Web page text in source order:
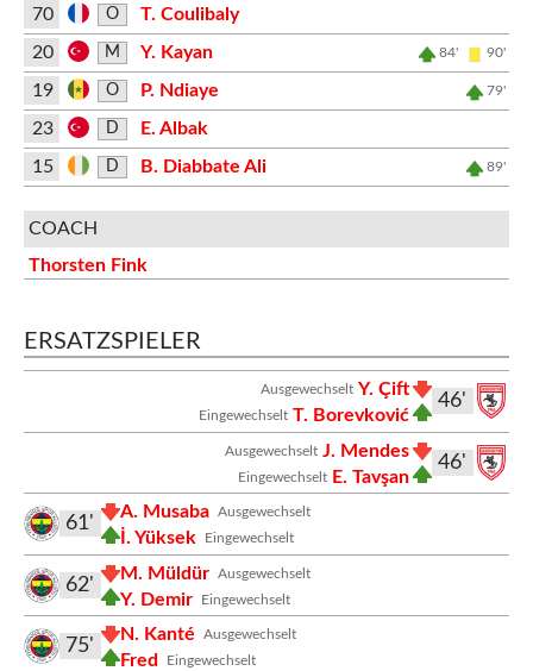
70 O
T. Coulibaly
20
M Y. Kayan 84' 90'
19 O P. Ndiaye 79'
23 D
E. Albak
15
D B. Diabbate Ali 89'
COACH
Thorsten Fink
ERSATZSPIELER
46'
Ausgewechselt Y. Çift
Eingewechselt T. Borevković
46'
Ausgewechselt J. Mendes
Eingewechselt E. Tavşan
Ausgewechselt
A. Musaba
Eingewechselt
İ. Yüksek
61'
Ausgewechselt
M. Müldür
Eingewechselt
Y. Demir
62'
Ausgewechselt
N. Kanté
Eingewechselt
Fred
75'